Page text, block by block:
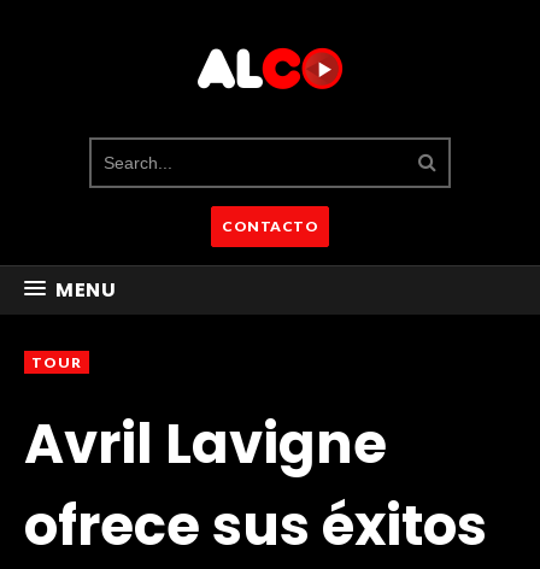
CONTACTO
MENU
TOUR
Avril Lavigne
ofrece sus éxitos